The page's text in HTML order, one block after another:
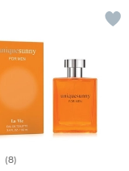
(8)